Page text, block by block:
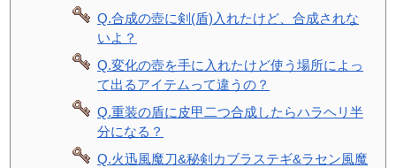
Q.合成の壺に剣(盾)入れたけど、合成されな
いよ？
Q.変化の壺を手に入れたけど使う場所によっ
て出るアイテムって違うの？
Q.重装の盾に皮甲二つ合成したらハラヘリ半
分になる？
Q.火迅風魔刀&秘剣カブラステギ&ラセン風魔